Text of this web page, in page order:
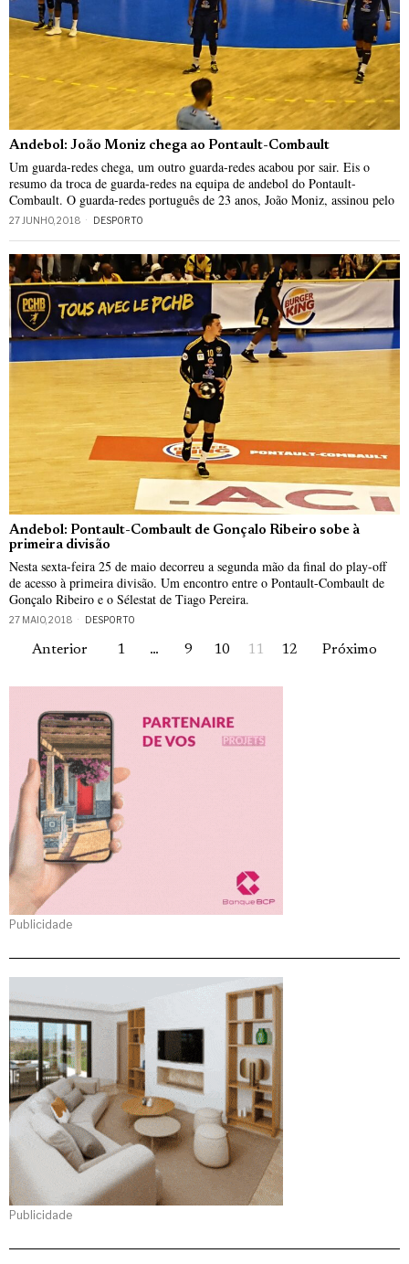
Andebol: João Moniz chega ao Pontault-Combault
Um guarda-redes chega, um outro guarda-redes acabou por sair. Eis o
resumo da troca de guarda-redes na equipa de andebol do Pontault-
Combault. O guarda-redes português de 23 anos, João Moniz, assinou pelo
27 JUNHO, 2018 DESPORTO
Andebol: Pontault-Combault de Gonçalo Ribeiro sobe à
primeira divisão
Nesta sexta-feira 25 de maio decorreu a segunda mão da final do play-off
de acesso à primeira divisão. Um encontro entre o Pontault-Combault de
Gonçalo Ribeiro e o Sélestat de Tiago Pereira.
27 MAIO, 2018 DESPORTO
Anterior 1 … 9 10 11 12 Próximo
Publicidade
Publicidade